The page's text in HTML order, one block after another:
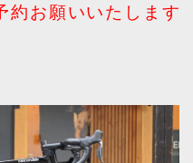
約お願いいたします